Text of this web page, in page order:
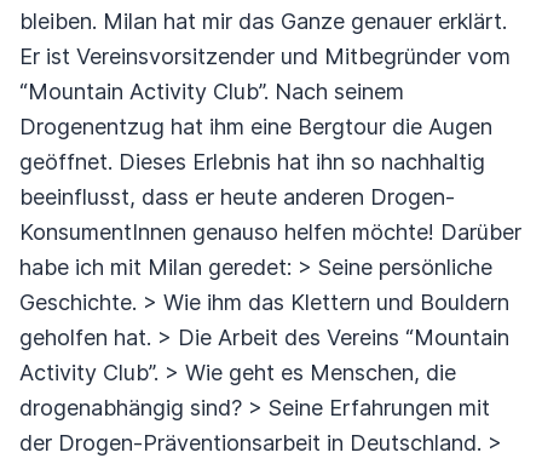
bleiben. Milan hat mir das Ganze genauer erklärt.
Er ist Vereinsvorsitzender und Mitbegründer vom
“Mountain Activity Club”. Nach seinem
Drogenentzug hat ihm eine Bergtour die Augen
geöffnet. Dieses Erlebnis hat ihn so nachhaltig
beeinflusst, dass er heute anderen Drogen-
KonsumentInnen genauso helfen möchte! Darüber
habe ich mit Milan geredet: > Seine persönliche
Geschichte. > Wie ihm das Klettern und Bouldern
geholfen hat. > Die Arbeit des Vereins “Mountain
Activity Club”. > Wie geht es Menschen, die
drogenabhängig sind? > Seine Erfahrungen mit
der Drogen-Präventionsarbeit in Deutschland. >